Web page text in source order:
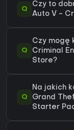
Q
Czy to
Auto V -
Q
Czy mogę
Criminal
Store?
Q
Na jakich
Grand
Starter